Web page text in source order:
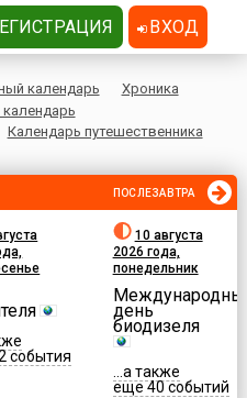
календарь
Хроника
Календарь путешественника
события
ПОСЛЕЗАВТРА
10 августа
2026 года,
понедельник
день
биодизеля
...а также
еще 40 событий
ВХОД